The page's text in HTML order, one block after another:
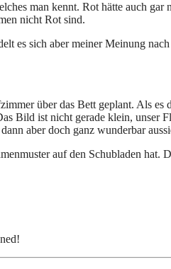
man kennt. Rot hätte auch gar
nicht Rot sind.
es sich aber meiner Meinung
über das Bett geplant. Als es
Bild ist nicht gerade klein, unser
aber doch ganz wunderbar
auf den Schubladen hat.